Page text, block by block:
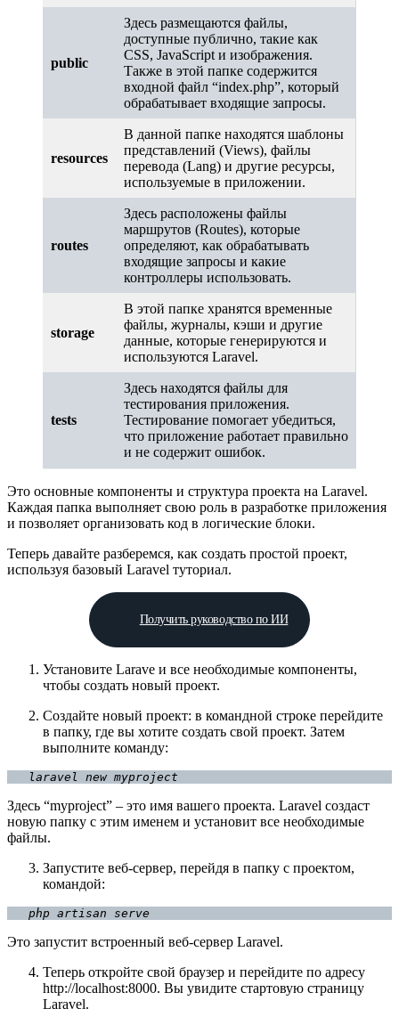
public
Здесь размещаются файлы,
доступные публично, такие как
CSS, JavaScript и изображения.
Также в этой папке содержится
входной файл “index.php”, который
обрабатывает входящие запросы.
resources
В данной папке находятся шаблоны
представлений (Views), файлы
перевода (Lang) и другие ресурсы,
используемые в приложении.
routes
Здесь расположены файлы
маршрутов (Routes), которые
определяют, как обрабатывать
входящие запросы и какие
контроллеры использовать.
storage
В этой папке хранятся временные
файлы, журналы, кэши и другие
данные, которые генерируются и
используются Laravel.
tests
Здесь находятся файлы для
тестирования приложения.
Тестирование помогает убедиться,
что приложение работает правильно
и не содержит ошибок.
Это основные компоненты и структура проекта на Laravel.
Каждая папка выполняет свою роль в разработке приложения
и позволяет организовать код в логические блоки.
Теперь давайте разберемся, как создать простой проект,
используя базовый Laravel туториал.
Получить руководство по ИИ
Установите Larave и все необходимые компоненты,
чтобы создать новый проект.
Создайте новый проект: в командной строке перейдите
в папку, где вы хотите создать свой проект. Затем
выполните команду:
laravel new myproject
Здесь “myproject” – это имя вашего проекта. Laravel создаст
новую папку с этим именем и установит все необходимые
файлы.
Запустите веб-сервер, перейдя в папку с проектом,
командой:
php artisan serve
Это запустит встроенный веб-сервер Laravel.
Теперь откройте свой браузер и перейдите по адресу
http://localhost:8000. Вы увидите стартовую страницу
Laravel.